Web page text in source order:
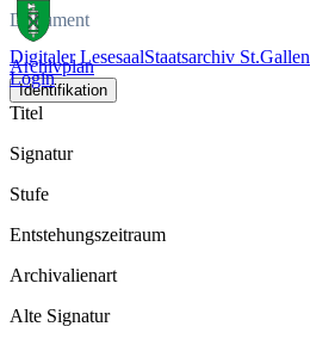
Digitaler LesesaalStaatsarchiv St.Gallen
Login
Dokument
Archivplan
Identifikation
Titel
Signatur
Stufe
Entstehungszeitraum
Archivalienart
Alte Signatur